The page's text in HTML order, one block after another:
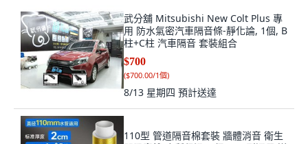
武分舖 Mitsubishi New Colt Plus 專
用 防水氣密汽車隔音條-靜化論, 1個, B
柱+C柱 汽車隔音 套裝組合
$700
($700.00/1個)
8/13 星期四 預計送達
110型 管道隔音棉套裝 牆體消音 衛生